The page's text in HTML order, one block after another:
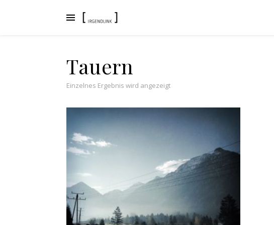
Tauern
Einzelnes Ergebnis wird angezeigt